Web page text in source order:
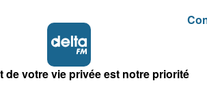
de subventions. Ce café-
ce commerce et l’animer.
:
de votre vie privée est notre priorité